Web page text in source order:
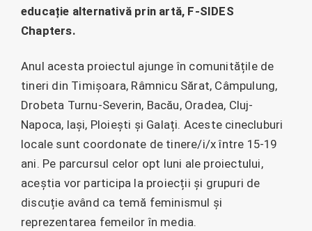
educație alternativă prin artă, F-SIDES
Chapters.
Anul acesta proiectul ajunge în comunitățile de
tineri din Timișoara, Râmnicu Sărat, Câmpulung,
Drobeta Turnu-Severin, Bacău, Oradea, Cluj-
Napoca, Iași, Ploiești și Galați. Aceste cinecluburi
locale sunt coordonate de tinere/i/x între 15-19
ani. Pe parcursul celor opt luni ale proiectului,
aceștia vor participa la proiecții și grupuri de
discuție având ca temă feminismul și
reprezentarea femeilor în media.